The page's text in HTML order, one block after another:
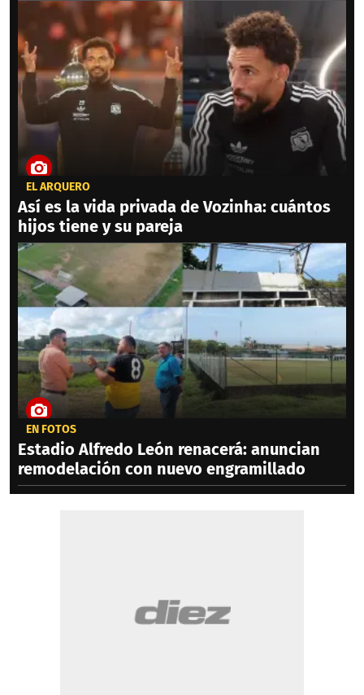
EL ARQUERO
Así es la vida privada de Vozinha: cuántos
hijos tiene y su pareja
EN FOTOS
Estadio Alfredo León renacerá: anuncian
remodelación con nuevo engramillado